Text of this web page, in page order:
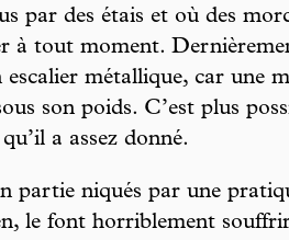
par des étais et où des
à tout moment.
escalier métallique, car une
son poids. C’est plus
a assez donné.
partie niqués par une
le font horriblement